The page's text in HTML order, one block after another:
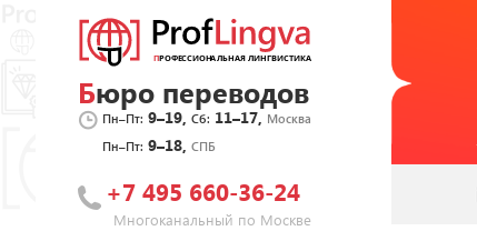
Бюро переводов
Пн–Пт: 9–19,Сб: 11–17, Москва
Пн–Пт: 9–18,СПБ
+7 495 660-36-24
Многоканальный по Москве